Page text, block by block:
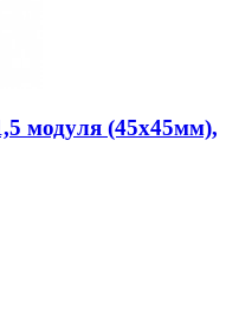
модуля (45х45мм),